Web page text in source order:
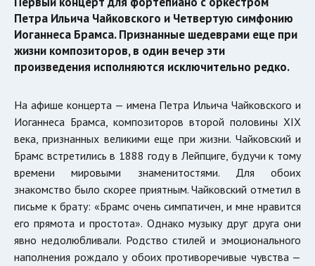
Петра Ильича Чайковского и Четвертую симфонию
Иоганнеса Брамса. Признанные шедеврами еще при
жизни композиторов, в один вечер эти
произведения исполняются исключительно редко.
На афише концерта — имена Петра Ильича Чайковского и
Иоганнеса Брамса, композиторов второй половины XIX
века, признанных великими еще при жизни. Чайковский и
Брамс встретились в 1888 году в Лейпциге, будучи к тому
времени мировыми знаменитостями. Для обоих
знакомство было скорее приятным. Чайковский отметил в
письме к брату: «Брамс очень симпатичен, и мне нравится
его прямота и простота». Однако музыку друг друга они
явно недолюбливали. Родство стилей и эмоционального
наполнения рождало у обоих противоречивые чувства —